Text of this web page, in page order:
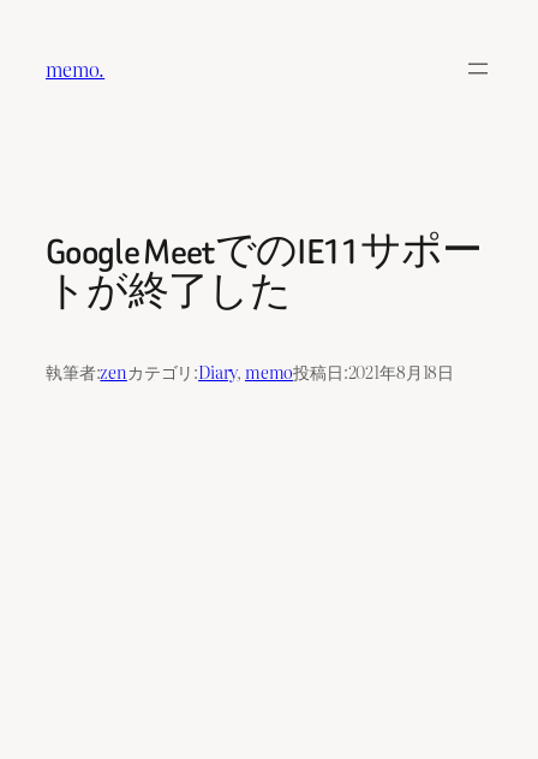
memo.
Google MeetでのIE11サポー
トが終了した
執筆者:zenカテゴリ:Diary, memo投稿日:2021年8月18日